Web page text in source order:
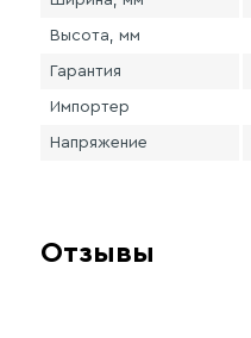
Высота, мм
Гарантия
Импортер
Напряжение
Отзывы